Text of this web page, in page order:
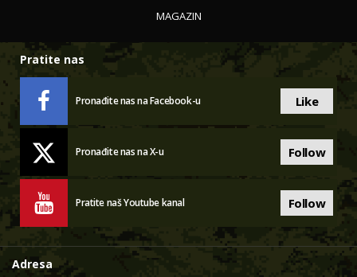
MAGAZIN
Pratite nas
Pronađite nas na Facebook-u Like
Pronađite nas na X-u Follow
Pratite naš Youtube kanal Follow
Adresa